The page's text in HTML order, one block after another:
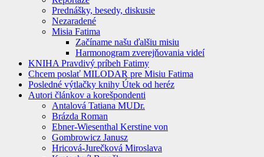
Prednášky, besedy, diskusie
Nezaradené
Misia Fatima
Začíname našu ďalšiu misiu
Harmonogram zverejňovania videí
KNIHA Pravdivý príbeh Fatimy
Chcem poslať MILODAR pre Misiu Fatima
Posledné výtlačky knihy Útek od heréz
Autori článkov a korešpondenti
Antalová Tatiana MUDr.
Brázda Roman
Ebner-Wiesenthal Kerstine von
Gombrowicz Janusz
Hricová-Jurečková Miroslava